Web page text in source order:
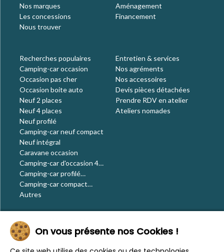
Nos marques
Les concessions
Nous trouver
Aménagement
Financement
Recherches populaires
Camping-car occasion
Occasion pas cher
Occasion boite auto
Neuf 2 places
Neuf 4 places
Neuf profilé
Camping-car neuf compact
Neuf intégral
Caravane occasion
Camping-car d'occasion 4
places
Camping-car profilé
occasion
Camping-car compact
occasion
Autres
Entretien & services
Nos agréments
Nos accessoires
Devis pièces détachées
Prendre RDV en atelier
Ateliers nomades
Le blog
Actualités
Évènements
On vous présente nos Cookies !